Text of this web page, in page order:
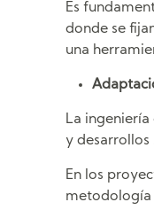
Es
donde se
una
La
y
En los
metodología